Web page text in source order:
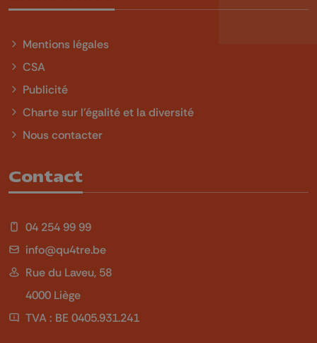
Mentions légales
CSA
Publicité
Charte sur l'égalité et la diversité
Nous contacter
Contact
04 254 99 99
info@qu4tre.be
Rue du Laveu, 58
4000 Liège
TVA : BE 0405.931.241